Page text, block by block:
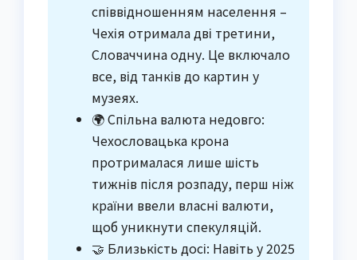
співвідношенням населення –
Чехія отримала дві третини,
Словаччина одну. Це включало
все, від танків до картин у
музеях.
🌍 Спільна валюта недовго:
Чехословацька крона
протрималася лише шість
тижнів після розпаду, перш ніж
країни ввели власні валюти,
щоб уникнути спекуляцій.
🤝 Близькість досі: Навіть у 2025